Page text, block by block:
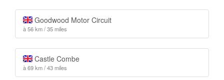
Goodwood Motor Circuit
à 56 km / 35 miles
Castle Combe
à 69 km / 43 miles